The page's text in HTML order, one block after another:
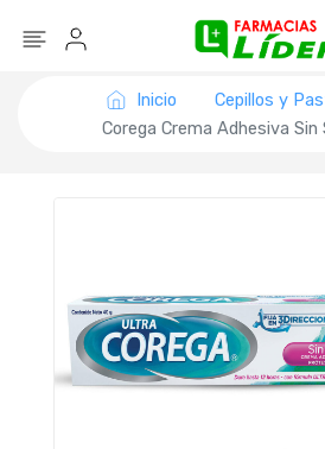
Seguir mi pedido
Inicio
Cepillos y
Corega Crema Adhesiva